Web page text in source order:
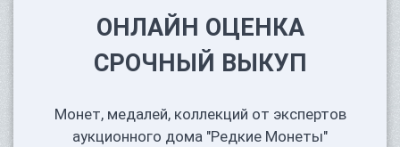
ОНЛАЙН ОЦЕНКА
СРОЧНЫЙ ВЫКУП
Монет, медалей, коллекций от экспертов
аукционного дома "Редкие Монеты"